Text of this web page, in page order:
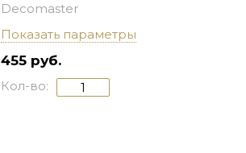
Decomaster
Показать параметры
455 руб.
Кол-во: